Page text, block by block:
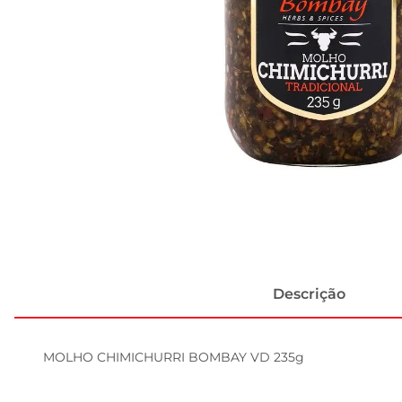
Descrição
MOLHO CHIMICHURRI BOMBAY VD 235g